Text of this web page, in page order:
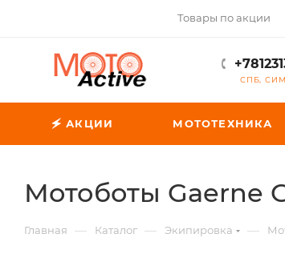
Товары по акции
СПБ,
🗲 АКЦИИ МОТОТЕХНИКА
Мотоботы Gaerne
Главная — Каталог — Экипировка —